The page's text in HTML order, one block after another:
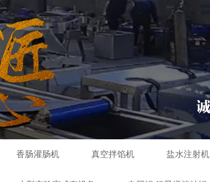
香肠灌肠机 真空拌馅机 盐水注射机